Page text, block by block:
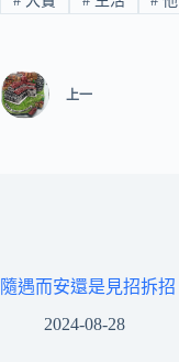
上一
隨遇而安還是見招拆招
2024-08-28